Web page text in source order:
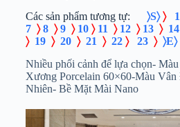
Các sản phẩm tương tự: 〉S〉〉 1
7〉8 〉9 〉10〉 11 〉12 〉13 〉 14
〉 19 〉 20 〉 21 〉 22〉 23 〉 〉E〉
Nhiều phối cảnh để lựa chọn-
Xương Porcelain 60×60-Màu Vân
Nhiên- Bề Mặt Mài Nano